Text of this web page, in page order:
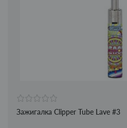
Зажигалка Clipper Tube Lave #3